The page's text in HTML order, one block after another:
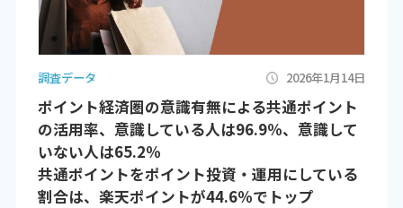
調査データ 2026年1月14日
ポイント経済圏の意識有無による共通ポイント
の活用率、意識している人は96.9％、意識して
いない人は65.2％
共通ポイントをポイント投資・運用にしている
割合は、楽天ポイントが44.6％でトップ